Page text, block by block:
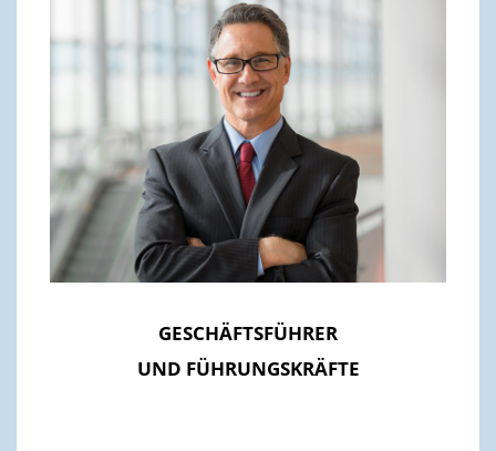
GESCHÄFTSFÜHRER
UND FÜHRUNGSKRÄFTE